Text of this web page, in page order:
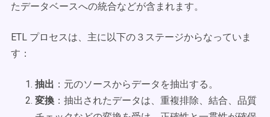
たデータベースへの統合などが含まれます。
ETL プロセスは、主に以下の３ステージからなっていま
す：
抽出 ：元のソースからデータを抽出する。
変換 ：抽出されたデータは、重複排除、結合、品質